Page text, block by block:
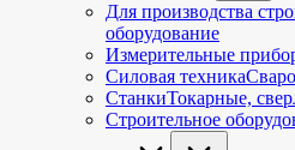
Для производства
оборудование
Измерительные
Силовая техника
СтанкиТокарные,
Строительное